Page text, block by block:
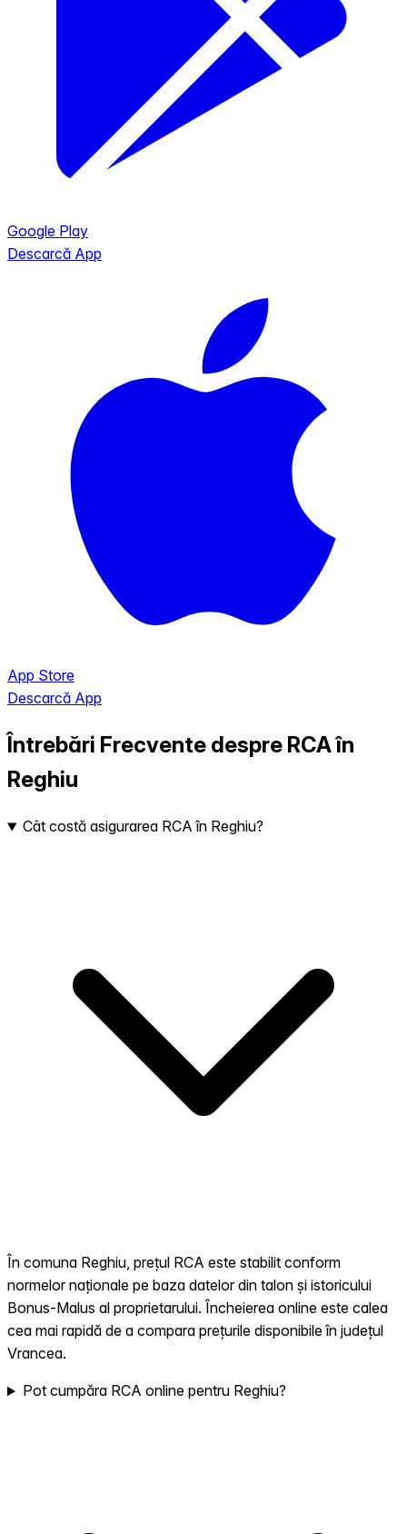
Google Play
Descarcă App
App Store
Descarcă App
Întrebări Frecvente despre RCA în
Reghiu
Cât costă asigurarea RCA în Reghiu?
În comuna Reghiu, prețul RCA este stabilit conform
normelor naționale pe baza datelor din talon și istoricului
Bonus-Malus al proprietarului. Încheierea online este calea
cea mai rapidă de a compara prețurile disponibile în județul
Vrancea.
Pot cumpăra RCA online pentru Reghiu?